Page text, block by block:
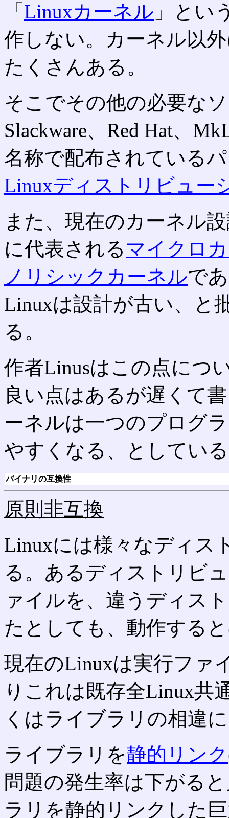
「 Linuxカーネル 」とい
作しない。カーネル以
たくさんある。
そこでその他の必要な
Slackware、Red Hat、
名称で配布されている
Linuxディストリビュー
また、現在のカーネル
に代表される マイクロ
ノリシックカーネルで
Linuxは設計が古い、と
る。
作者Linusはこの点につ
良い点はあるが遅くて
ーネルは一つのプログ
やすくなる、としてい
バイナリの互換性
原則非互換
Linuxには様々なディス
る。あるディストリビ
ァイルを、違うディス
たとしても、動作する
現在のLinuxは実行ファ
りこれは既存全Linux共
くはライブラリの相違
ライブラリを静的リンク
問題の発生率は下がる
ラリを静的リンクした